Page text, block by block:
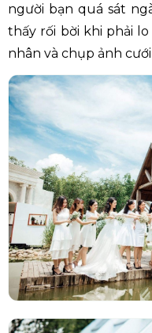
người bạn quá sát
thấy rối bời khi phải
nhân và chụp ảnh cưới